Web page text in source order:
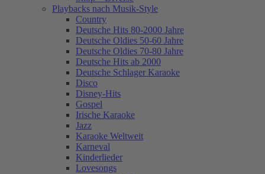
Playbacks nach Musik-Style
Country
Deutsche Hits 80-2000 Jahre
Deutsche Oldies 50-60 Jahre
Deutsche Oldies 70-80 Jahre
Deutsche Hits ab 2000
Deutsche Schlager Karaoke
Disco
Disney-Hits
Gospel
Irische Karaoke
Jazz
Karaoke Weltweit
Karneval
Kinderlieder
Lovesongs